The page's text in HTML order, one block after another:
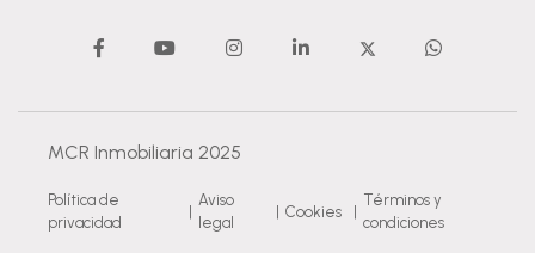
MCR Inmobiliaria 2025
Política de
privacidad
|
Aviso
legal
| Cookies |
Términos y
condiciones